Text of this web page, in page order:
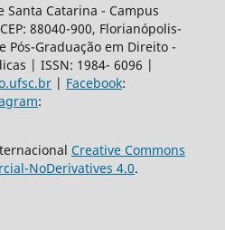
Santa Catarina - Campus
88040-900, Florianópolis-
Pós-Graduação em Direito -
| ISSN: 1984- 6096 |
| Facebook:
:
Creative Commons
NoDerivatives 4.0.